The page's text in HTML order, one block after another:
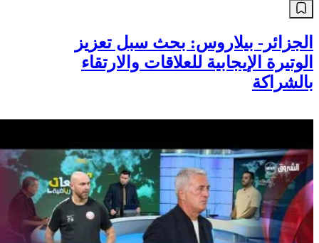
الجزائر- بيلاروس: بحث سبل تعزيز
الوتيرة الإيجابية للعلاقات والارتقاء
بالشراكة